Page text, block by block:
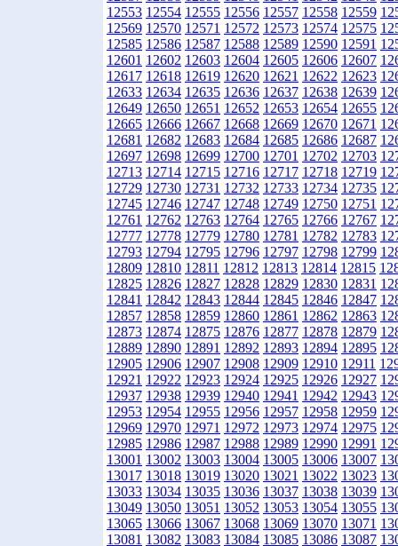
12553 12554 12555 12556 12557 12558 12559
12569 12570 12571 12572 12573 12574 12575
12585 12586 12587 12588 12589 12590 12591
12601 12602 12603 12604 12605 12606 12607
12617 12618 12619 12620 12621 12622 12623
12633 12634 12635 12636 12637 12638 12639
12649 12650 12651 12652 12653 12654 12655
12665 12666 12667 12668 12669 12670 12671
12681 12682 12683 12684 12685 12686 12687
12697 12698 12699 12700 12701 12702 12703
12713 12714 12715 12716 12717 12718 12719
12729 12730 12731 12732 12733 12734 12735
12745 12746 12747 12748 12749 12750 12751
12761 12762 12763 12764 12765 12766 12767
12777 12778 12779 12780 12781 12782 12783
12793 12794 12795 12796 12797 12798 12799
12809 12810 12811 12812 12813 12814 12815
12825 12826 12827 12828 12829 12830 12831
12841 12842 12843 12844 12845 12846 12847
12857 12858 12859 12860 12861 12862 12863
12873 12874 12875 12876 12877 12878 12879
12889 12890 12891 12892 12893 12894 12895
12905 12906 12907 12908 12909 12910 12911
12921 12922 12923 12924 12925 12926 12927
12937 12938 12939 12940 12941 12942 12943
12953 12954 12955 12956 12957 12958 12959
12969 12970 12971 12972 12973 12974 12975
12985 12986 12987 12988 12989 12990 12991
13001 13002 13003 13004 13005 13006 13007
13017 13018 13019 13020 13021 13022 13023
13033 13034 13035 13036 13037 13038 13039
13049 13050 13051 13052 13053 13054 13055
13065 13066 13067 13068 13069 13070 13071
13081 13082 13083 13084 13085 13086 13087